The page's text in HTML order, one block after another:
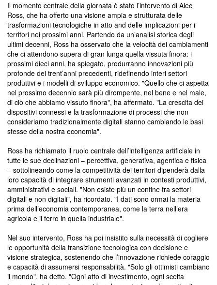
Il momento centrale della giornata è stato l’intervento di Alec
Ross, che ha offerto una visione ampia e strutturata delle
trasformazioni tecnologiche in atto and delle implicazioni per i
territori nei prossimi anni. Partendo da un’analisi storica degli
ultimi decenni, Ross ha osservato che la velocità dei cambiamenti
che ci attendono supera di gran lunga quella vissuta finora: i
prossimi dieci anni, ha spiegato, produrranno innovazioni più
profonde dei trent’anni precedenti, ridefinendo interi settori
produttivi e i modelli di sviluppo economico. "Quello che ci aspetta
nel prossimo decennio sarà più dirompente, nel bene e nel male,
di ciò che abbiamo vissuto finora", ha affermato. "La crescita dei
dispositivi connessi e la trasformazione di processi che non
consideriamo tradizionalmente digitali stanno cambiando le basi
stesse della nostra economia".
Ross ha richiamato il ruolo centrale dell’intelligenza artificiale in
tutte le sue declinazioni – percettiva, generativa, agentica e fisica
– sottolineando come la competitività dei territori dipenderà dalla
loro capacità di integrare strumenti avanzati in contesti produttivi,
amministrativi e sociali. "Non esiste più un confine tra settori
digitali e non digitali", ha ricordato. "I dati sono ormai la materia
prima dell’economia contemporanea, come la terra nell’era
agricola e il ferro in quella industriale".
Nel suo intervento, Ross ha poi insistito sulla necessità di cogliere
le opportunità della transizione tecnologica con decisione e
visione strategica, sostenendo che l’innovazione richiede coraggio
e capacità di assumersi responsabilità. "Solo gli ottimisti cambiano
il mondo", ha detto. "Ogni atto di investimento, ogni scelta